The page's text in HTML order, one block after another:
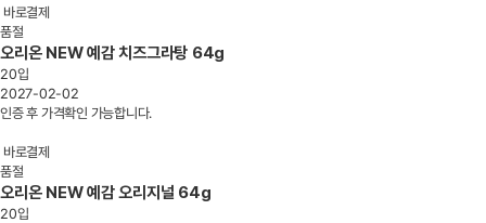
바로결제
품절
오리온 NEW 예감 치즈그라탕 64g
20입
2027-02-02
인증 후 가격확인 가능합니다.
바로결제
품절
오리온 NEW 예감 오리지널 64g
20입